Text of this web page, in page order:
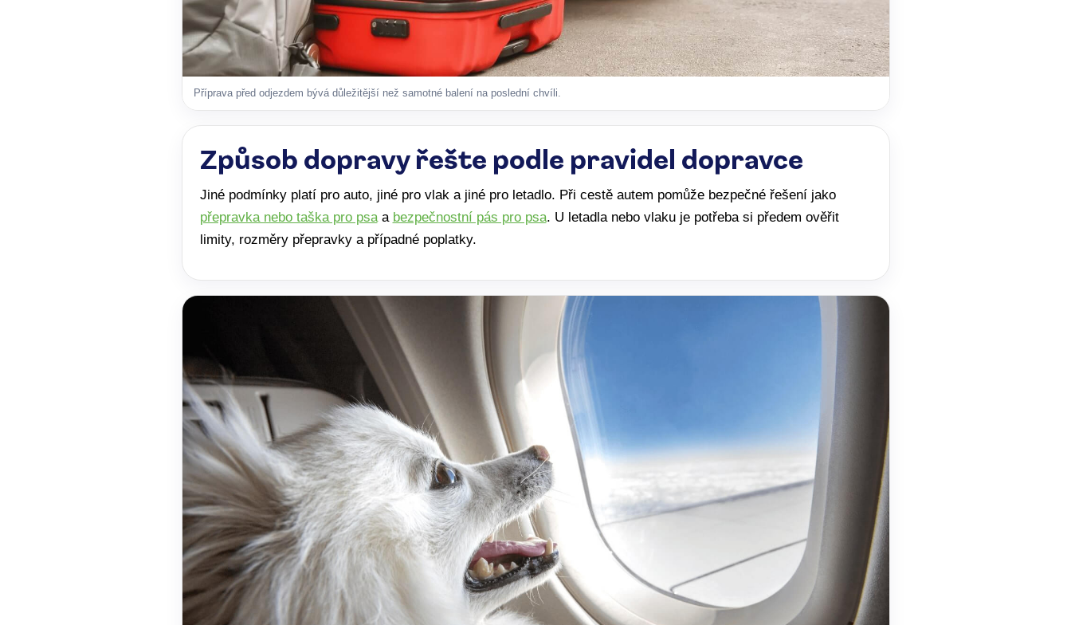
Příprava před odjezdem bývá důležitější než samotné balení na poslední chvíli.
Způsob dopravy řešte podle pravidel dopravce
Jiné podmínky platí pro auto, jiné pro vlak a jiné pro letadlo. Při cestě autem pomůže bezpečné řešení jako
přepravka nebo taška pro psaa bezpečnostní pás pro psa. U letadla nebo vlaku je potřeba si předem ověřit
limity, rozměry přepravky a případné poplatky.